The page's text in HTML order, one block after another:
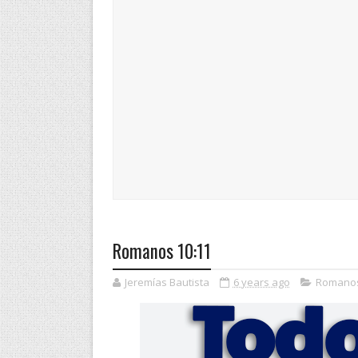
Romanos 10:11
Jeremías Bautista 6 years ago